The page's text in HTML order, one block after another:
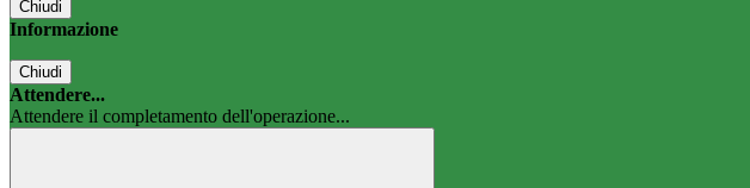
Chiudi
Informazione
Chiudi
Attendere...
Attendere il completamento dell'operazione...